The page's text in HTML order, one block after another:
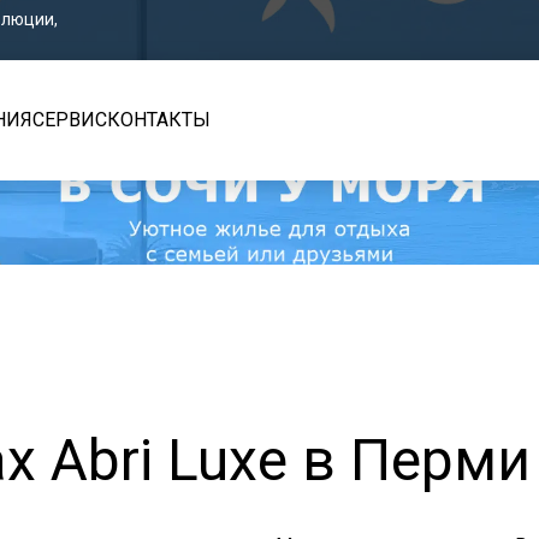
СЕРВИСКОНТАКТЫ
Abri Luxe в